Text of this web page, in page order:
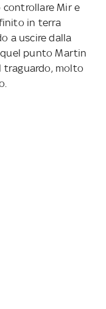
Mir e
in terra
a uscire dalla
quel punto Martin
traguardo, molto